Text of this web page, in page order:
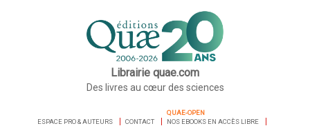
Librairie quae.com
Des livres au cœur des sciences
ESPACE PRO & AUTEURS CONTACT
QUAE-OPEN
NOS EBOOKS EN ACCÈS LIBRE